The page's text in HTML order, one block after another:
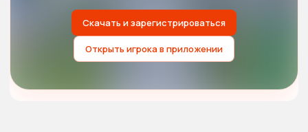
Скачать и зарегистрироваться
Открыть игрока в приложении